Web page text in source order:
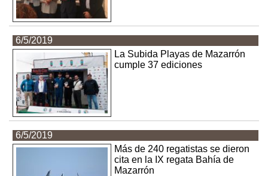
6/5/2019
La Subida Playas de Mazarrón
cumple 37 ediciones
6/5/2019
Más de 240 regatistas se dieron
cita en la IX regata Bahía de
Mazarrón